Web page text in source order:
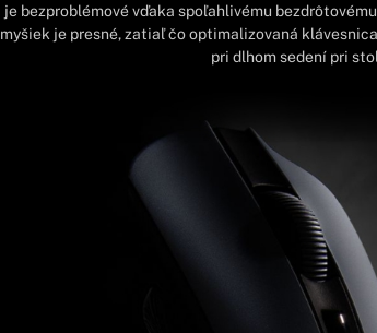
je bezproblémové vďaka spoľahlivému
myšiek je presné, zatiaľ čo optimalizovaná
pri dlhom sedení pri